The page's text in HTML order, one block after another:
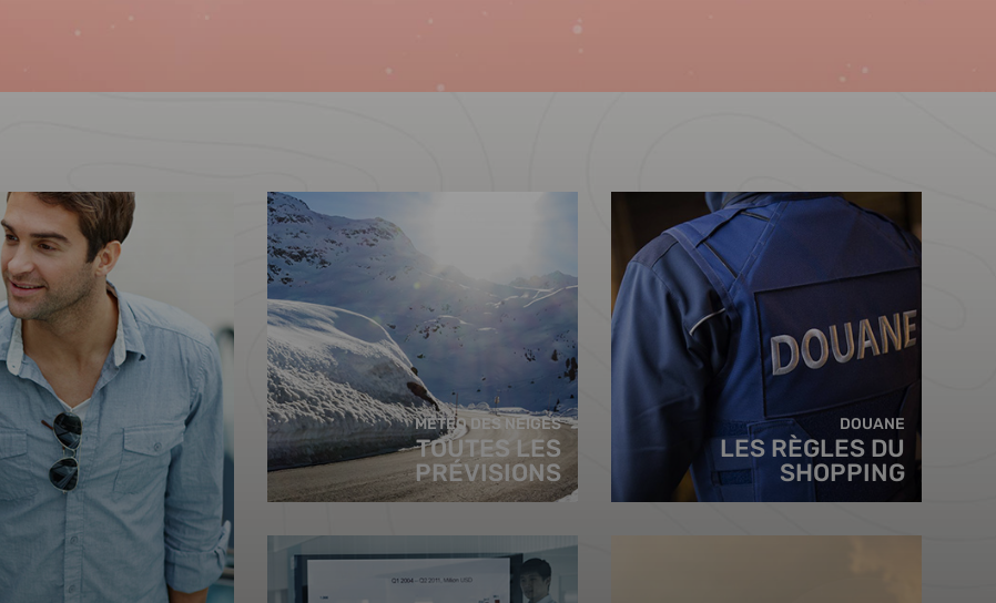
MÉTÉO DES NEIGES
TOUTES LES
PRÉVISIONS
DOUANE
LES RÈGLES DU
SHOPPING